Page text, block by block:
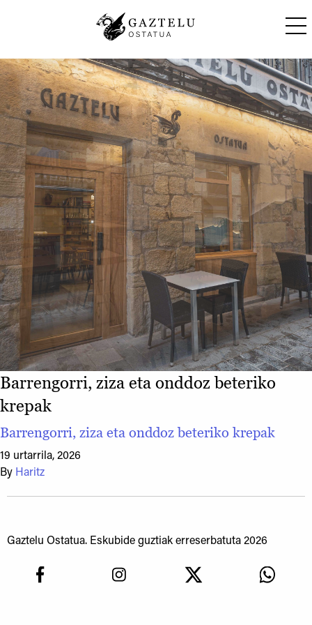
Barrengorri, ziza eta onddoz beteriko
krepak
Barrengorri, ziza eta onddoz beteriko krepak
19 urtarrila, 2026
By Haritz
Gaztelu Ostatua. Eskubide guztiak erreserbatuta 2026